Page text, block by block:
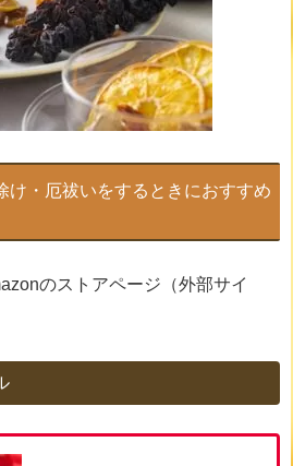
け・厄祓いをするときにおすすめ
のストアページ（外部サイ